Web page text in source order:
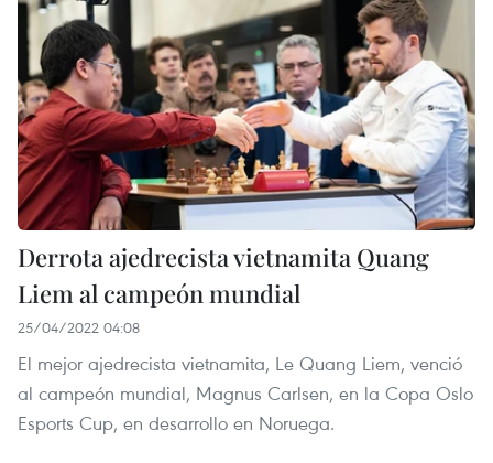
Derrota ajedrecista vietnamita Quang
Liem al campeón mundial
25/04/2022 04:08
El mejor ajedrecista vietnamita, Le Quang Liem, venció
al campeón mundial, Magnus Carlsen, en la Copa Oslo
Esports Cup, en desarrollo en Noruega.